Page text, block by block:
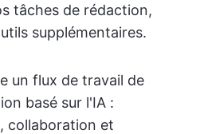
tâches de rédaction,
supplémentaires.
un flux de travail de
basé sur l'IA :
collaboration et